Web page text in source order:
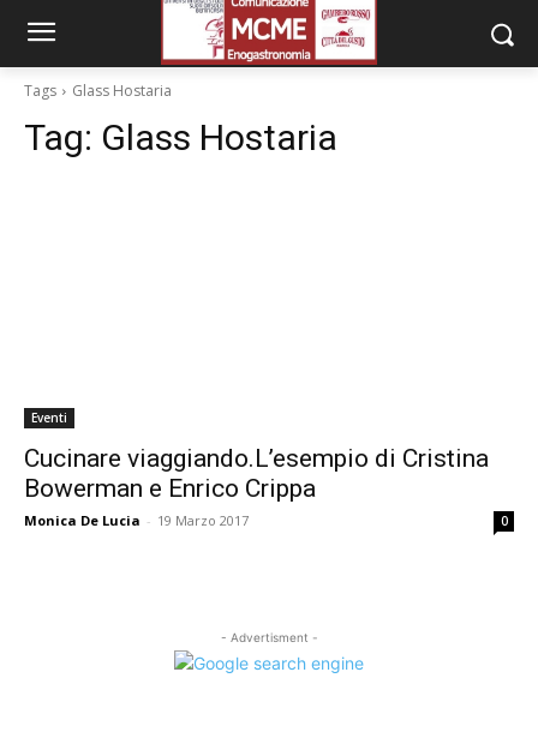
Tags Glass Hostaria
Tag: Glass Hostaria
Eventi
Cucinare viaggiando.L’esempio di Cristina
Bowerman e Enrico Crippa
Monica De Lucia - 19 Marzo 2017 0
- Advertisment -